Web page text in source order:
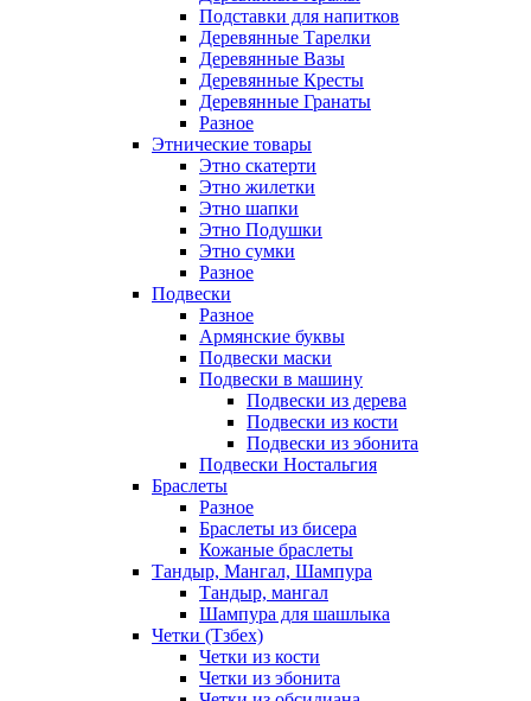
Подставки для напитков
Деревянные Тарелки
Деревянные Вазы
Деревянные Кресты
Деревянные Гранаты
Разное
Этнические товары
Этно скатерти
Этно жилетки
Этно шапки
Этно Подушки
Этно сумки
Разное
Подвески
Разное
Армянские буквы
Подвески маски
Подвески в машину
Подвески из дерева
Подвески из кости
Подвески из эбонита
Подвески Ностальгия
Браслеты
Разное
Браслеты из бисера
Кожаные браслеты
Тандыр, Мангал, Шампура
Тандыр, мангал
Шампура для шашлыка
Четки (Тзбех)
Четки из кости
Четки из эбонита